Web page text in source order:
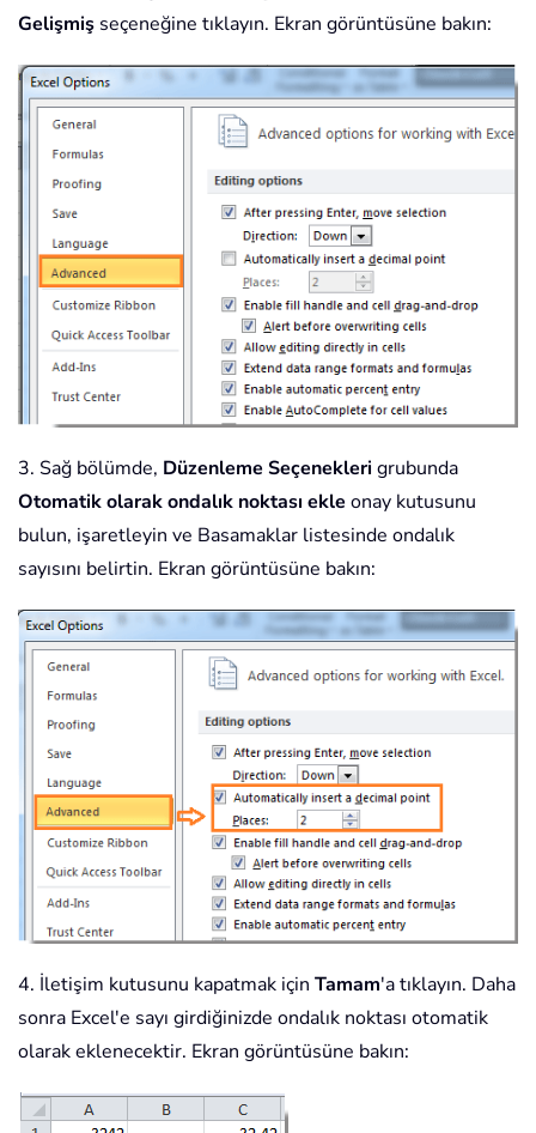
Gelişmiş seçeneğine tıklayın. Ekran görüntüsüne bakın:
3. Sağ bölümde, Düzenleme Seçenekleri grubunda
Otomatik olarak ondalık noktası ekle onay kutusunu
bulun, işaretleyin ve Basamaklar listesinde ondalık
sayısını belirtin. Ekran görüntüsüne bakın:
4. İletişim kutusunu kapatmak için Tamam'a tıklayın. Daha
sonra Excel'e sayı girdiğinizde ondalık noktası otomatik
olarak eklenecektir. Ekran görüntüsüne bakın: